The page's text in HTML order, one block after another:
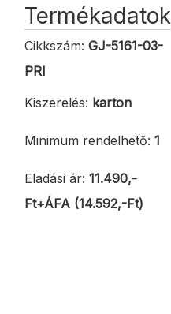
Termékadatok
Cikkszám: GJ-5161-03-
PRI
Kiszerelés: karton
Minimum rendelhető: 1
Eladási ár: 11.490,-
Ft+ÁFA (14.592,-Ft)